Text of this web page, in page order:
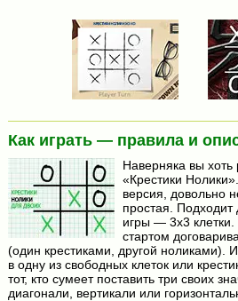
Как играть — правила и
Наверняка вы хоть
«Крестики
версия, довольно
простая.
игры — 3х3
стартом
(один крестиками, другой ноликами).
в одну из свободных клеток или
тот, кто сумеет поставить три своих
диагонали, вертикали или